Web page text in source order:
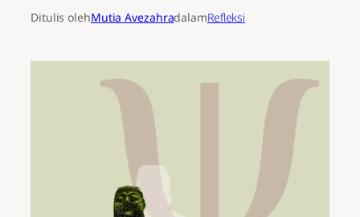
Ditulis olehMutia AvezahradalamRefleksi